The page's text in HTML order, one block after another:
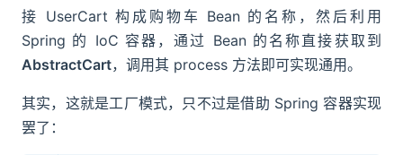
接 UserCart 构成购物车 Bean 的名称，然后利用
Spring 的 IoC 容器，通过 Bean 的名称直接获取到
AbstractCart，调用其 process 方法即可实现通用。
其实，这就是工厂模式，只不过是借助 Spring 容器实现
罢了：